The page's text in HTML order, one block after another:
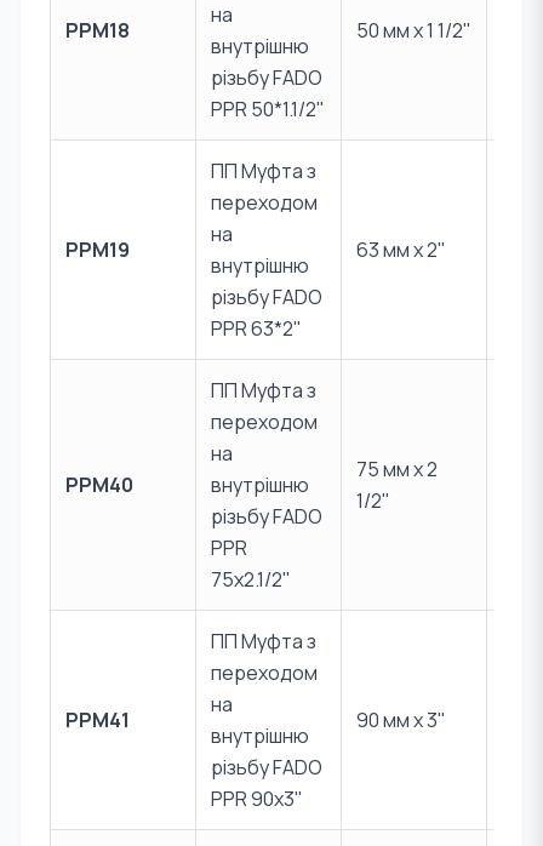
PPM18
на
внутрішню
різьбу FADO
PPR 50*1.1/2"
50 мм x 1 1/2"
PPM19
ПП Муфта з
переходом
на
внутрішню
різьбу FADO
PPR 63*2"
63 мм x 2"
PPM40
ПП Муфта з
переходом
на
внутрішню
різьбу FADO
PPR
75x2.1/2"
75 мм x 2
1/2"
PPM41
ПП Муфта з
переходом
на
внутрішню
різьбу FADO
PPR 90x3"
90 мм x 3"